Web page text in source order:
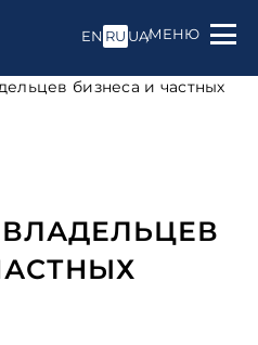
EN RU UAМЕНЮ
бизнеса и частных